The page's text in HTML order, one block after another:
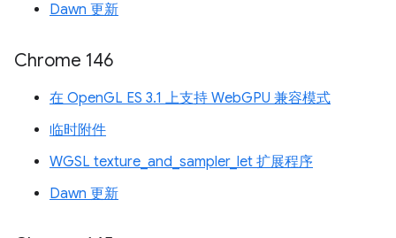
Dawn 更新
Chrome 146
在 OpenGL ES 3.1 上支持 WebGPU 兼容模式
临时附件
WGSL texture_and_sampler_let 扩展程序
Dawn 更新